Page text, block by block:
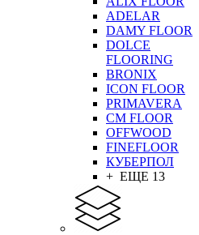
ADELAR
DAMY FLOOR
DOLCE
FLOORING
BRONIX
ICON FLOOR
PRIMAVERA
CM FLOOR
OFFWOOD
FINEFLOOR
КУБЕРПОЛ
+ ЕЩЕ 13